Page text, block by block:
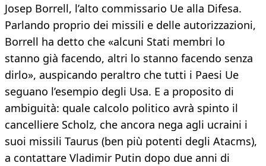
Josep Borrell, l’alto commissario Ue alla Difesa.
Parlando proprio dei missili e delle autorizzazioni,
Borrell ha detto che «alcuni Stati membri lo
stanno già facendo, altri lo stanno facendo senza
dirlo», auspicando peraltro che tutti i Paesi Ue
seguano l’esempio degli Usa. E a proposito di
ambiguità: quale calcolo politico avrà spinto il
cancelliere Scholz, che ancora nega agli ucraini i
suoi missili Taurus (ben più potenti degli Atacms),
a contattare Vladimir Putin dopo due anni di